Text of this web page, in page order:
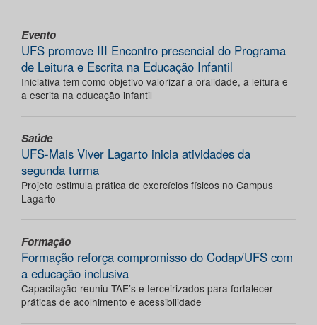
Evento
UFS promove III Encontro presencial do Programa
de Leitura e Escrita na Educação Infantil
Iniciativa tem como objetivo valorizar a oralidade, a leitura e
a escrita na educação infantil
Saúde
UFS-Mais Viver Lagarto inicia atividades da
segunda turma
Projeto estimula prática de exercícios físicos no Campus
Lagarto
Formação
Formação reforça compromisso do Codap/UFS com
a educação inclusiva
Capacitação reuniu TAE’s e terceirizados para fortalecer
práticas de acolhimento e acessibilidade